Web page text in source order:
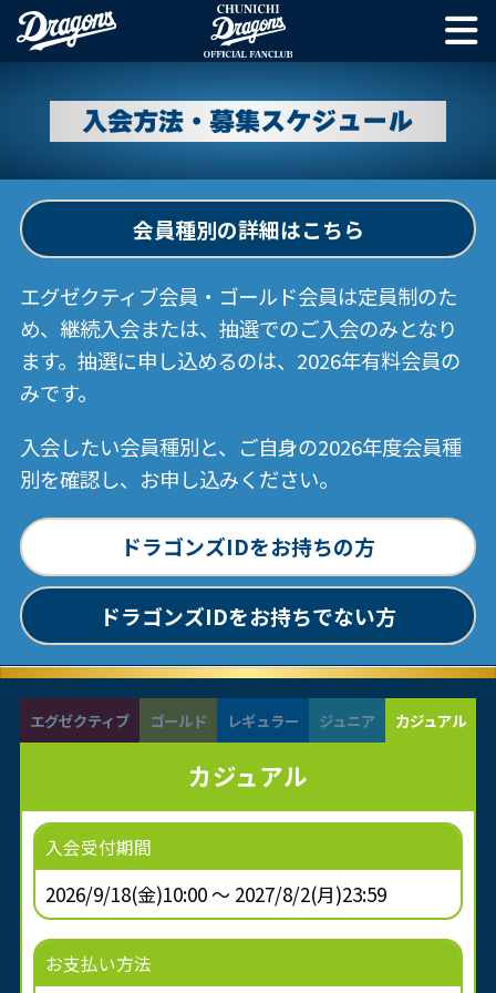
入会方法・募集スケジュール
会員種別の詳細はこちら
エグゼクティブ会員・ゴールド会員は定員制のた
め、継続入会または、抽選でのご入会のみとなり
ます。抽選に申し込めるのは、2026年有料会員の
みです。
入会したい会員種別と、ご自身の2026年度会員種
別を確認し、お申し込みください。
ドラゴンズIDをお持ちの方
ドラゴンズIDをお持ちでない方
エグゼクティブ ゴールド レギュラー ジュニア カジュアル
カジュアル
入会受付期間
2026/9/18(金)10:00 ～ 2027/8/2(月)23:59
お支払い方法